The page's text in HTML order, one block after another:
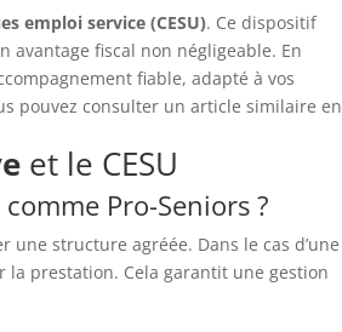
emploi service (CESU). Ce dispositif
fiscal non négligeable. En
fiable, adapté à vos
pouvez consulter un article similaire en
et le CESU
Pro-Seniors ?
structure agréée. Dans le cas d’une
la prestation. Cela garantit une gestion